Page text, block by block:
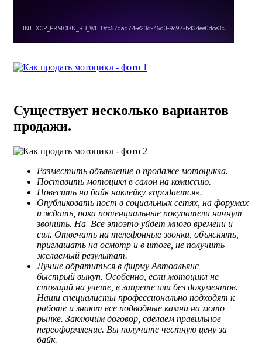
Существует несколько вариантов
продажи.
Разместить объявление о продаже мотоцикла.
Поставить мотоцикл в салон на комиссию.
Повесить на байк наклейку «продается».
Опубликовать пост в социальных сетях, на форумах
и ждать, пока потенциальные покупатели начнут
звонить. На Все этоэто уйдет много времени и
сил. Отвечать на телефонные звонки, объяснять,
приглашать на осмотр и в итоге, не получить
желаемый результат.
Лучше обратиться в фирму Автоальянс —
быстрый выкуп. Особенно, если мотоцикл не
стоящий на учете, в запрете или без документов.
Наши специалисты профессионально подходят к
работе и знают все подводные камни на мото
рынке. Заключим договор, сделаем правильное
переоформление. Вы получите честную цену за
байк.